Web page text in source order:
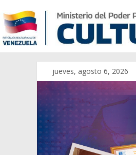
jueves, agosto 6, 2026